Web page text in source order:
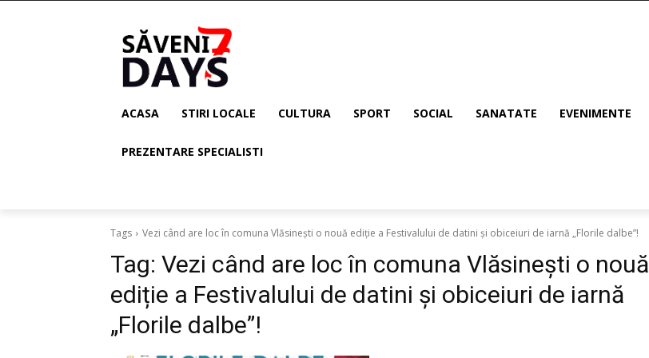
ACASA STIRI LOCALE CULTURA SPORT SOCIAL SANATATE EVENIMENTE
PREZENTARE SPECIALISTI
Tags Vezi când are loc în comuna Vlăsinești o nouă ediție a Festivalului de datini și obiceiuri de iarnă „Florile dalbe”!
Tag: Vezi când are loc în comuna Vlăsinești o nouă
ediție a Festivalului de datini și obiceiuri de iarnă
„Florile dalbe”!